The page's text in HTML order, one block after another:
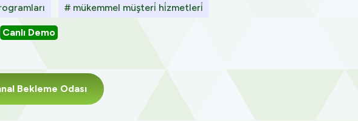
# mükemmel müşteri̇ hi̇zmetleri̇
Canlı Demo
Bekleme Odası